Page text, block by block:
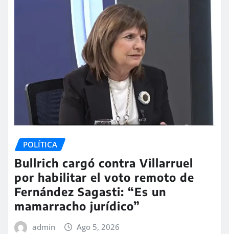
POLÍTICA
Bullrich cargó contra Villarruel
por habilitar el voto remoto de
Fernández Sagasti: “Es un
mamarracho jurídico”
admin Ago 5, 2026